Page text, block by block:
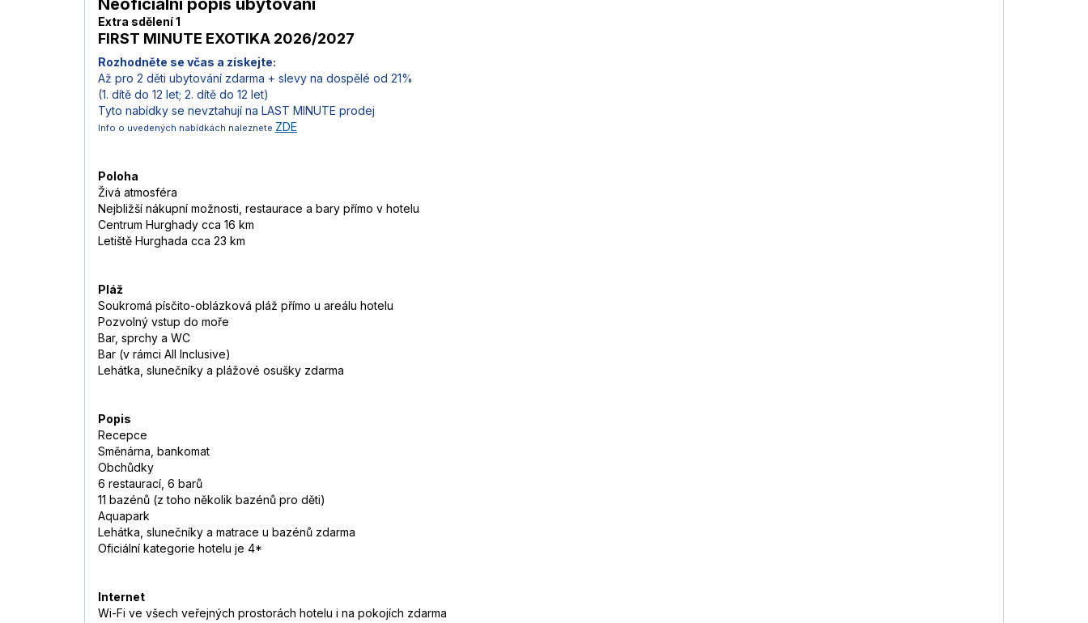
Neoficiální popis ubytování
Extra sdělení 1
FIRST MINUTE EXOTIKA 2026/2027
Rozhodněte se včas a získejte:
Až pro 2 děti ubytování zdarma + slevy na dospělé od 21%
(1. dítě do 12 let; 2. dítě do 12 let)
Tyto nabídky se nevztahují na LAST MINUTE prodej
Info o uvedených nabídkách naleznete ZDE
Poloha
Živá atmosféra
Nejbližší nákupní možnosti, restaurace a bary přímo v hotelu
Centrum Hurghady cca 16 km
Letiště Hurghada cca 23 km
Pláž
Soukromá písčito-oblázková pláž přímo u areálu hotelu
Pozvolný vstup do moře
Bar, sprchy a WC
Bar (v rámci All Inclusive)
Lehátka, slunečníky a plážové osušky zdarma
Popis
Recepce
Směnárna, bankomat
Obchůdky
6 restaurací, 6 barů
11 bazénů (z toho několik bazénů pro děti)
Aquapark
Lehátka, slunečníky a matrace u bazénů zdarma
Oficiální kategorie hotelu je 4*
Internet
Wi-Fi ve všech veřejných prostorách hotelu i na pokojích zdarma